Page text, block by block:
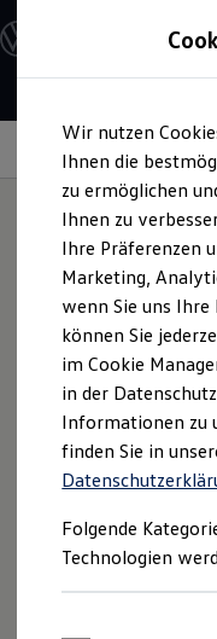
Hauptinhalt
springen
Footer
springen
Modelle und
Konfigurator
Modelle
Elektroautos
ENERGY
Nutzfahrzeuge
SUV und CUV
Familienautos
Kombis
Sportwagen
Schnell verfügbare
Angebote und
Aktuelle
E-Auto-
Volkswagen
Die ENERGY
Junge
Leasing
Das vierteilige
Transport und die
Garage und Keller
separate Taschen zur
Kennzeichnung auf
der Räder möglich.
Volkswagen Partner an.
Reifentaschen-Set
Wir nutzen
Ihnen die
zu ermöglichen
Ihnen zu
Ihre Präferenzen
Marketing,
wenn Sie uns Ihre
können Sie
im Cookie
in der
Informationen zu
finden Sie in
Folgende
Technologien